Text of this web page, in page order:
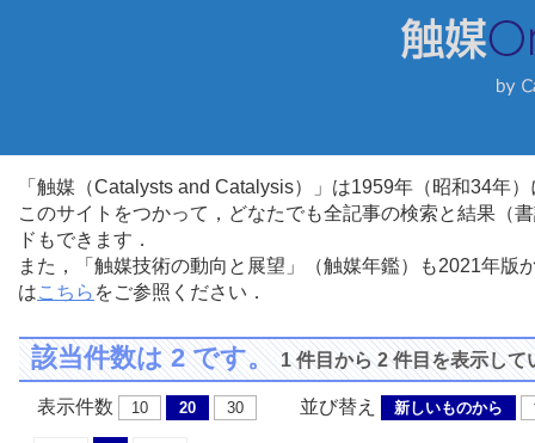
「触媒（Catalysts and Catalysis）」は1959年（昭和34年
このサイトをつかって，どなたでも全記事の検索と結果（
ドもできます．
また，「触媒技術の動向と展望」（触媒年鑑）も2021年
はこちら をご参照ください．
該当件数は 2 です。1 件目から 2 件目を表示して
表示件数 10 20 30 並び替え 新しいものから